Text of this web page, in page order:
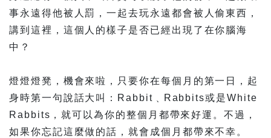
事永遠得他被人罰，一起去玩永遠都會被人偷東西，
講到這裡，這個人的樣子是否已經出現了在你腦海
中？
燈燈燈凳，機會來啦，只要你在每個月的第一日，起
身時第一句說話大叫：Rabbit﹑Rabbits或是White
Rabbits，就可以為你的整個月都帶來好運。不過，
如果你忘記這麼做的話，就會成個月都帶來不幸。